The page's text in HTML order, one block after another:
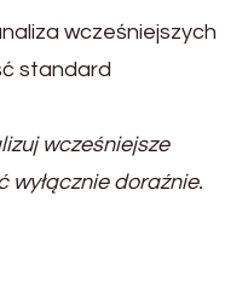
wcześniejszych
standard
wcześniejsze
doraźnie.